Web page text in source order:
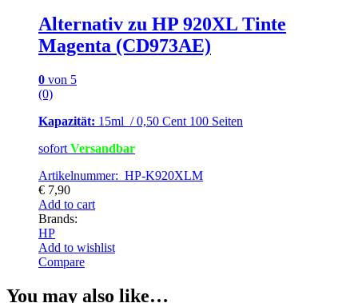
Alternativ zu HP 920XL Tinte
Magenta (CD973AE)
0 von 5
(0)
Kapazität: 15ml / 0,50 Cent 100 Seiten
sofort Versandbar
Artikelnummer: HP-K920XLM
€ 7,90
Add to cart
Brands:
HP
Add to wishlist
Compare
You may also like…